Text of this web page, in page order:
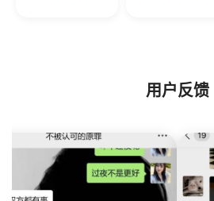
用户反馈